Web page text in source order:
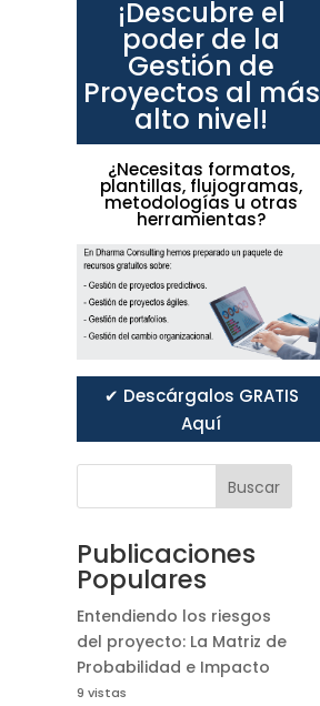
¡Descubre el
poder de la
Gestión de
Proyectos al más
alto nivel!
¿Necesitas formatos,
plantillas, flujogramas,
metodologías u otras
herramientas?
✔ Descárgalos GRATIS
Aquí
Buscar
Publicaciones
Populares
Entendiendo los riesgos
del proyecto: La Matriz de
Probabilidad e Impacto
9 vistas